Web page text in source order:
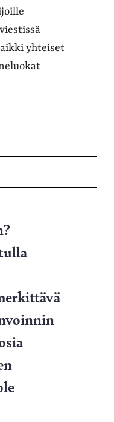
yhteiset